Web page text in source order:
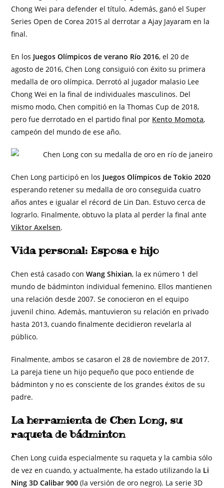
Chong Wei para defender el título. Además, ganó el Super
Series Open de Corea 2015 al derrotar a Ajay Jayaram en la
final.
En los Juegos Olímpicos de verano Río 2016, el 20 de
agosto de 2016, Chen Long consiguió con éxito su primera
medalla de oro olímpica. Derrotó al jugador malasio Lee
Chong Wei en la final de individuales masculinos. Del
mismo modo, Chen compitió en la Thomas Cup de 2018,
pero fue derrotado en el partido final por Kento Momota,
campeón del mundo de ese año.
Chen Long participó en los Juegos Olímpicos de Tokio 2020
esperando retener su medalla de oro conseguida cuatro
años antes e igualar el récord de Lin Dan. Estuvo cerca de
lograrlo. Finalmente, obtuvo la plata al perder la final ante
Viktor Axelsen.
Vida personal: Esposa e hijo
Chen está casado conWang Shixian, la ex número 1 del
mundo de bádminton individual femenino. Ellos mantienen
una relación desde 2007. Se conocieron en el equipo
juvenil chino. Además, mantuvieron su relación en privado
hasta 2013, cuando finalmente decidieron revelarla al
público.
Finalmente, ambos se casaron el 28 de noviembre de 2017.
La pareja tiene un hijo pequeño que poco entiende de
bádminton y no es consciente de los grandes éxitos de su
padre.
La herramienta de Chen Long, su
raqueta de bádminton
Chen Long cuida especialmente su raqueta y la cambia sólo
de vez en cuando, y actualmente, ha estado utilizando la Li
Ning 3D Calibar 900 (la versión de oro negro). La serie 3D